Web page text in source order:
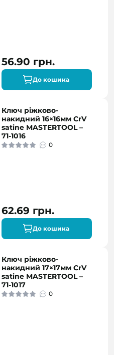
56.90 грн.
До кошика
Ключ ріжково-
накидний 16×16мм CrV
satine MASTERTOOL –
71-1016
0
62.69 грн.
До кошика
Ключ ріжково-
накидний 17×17мм CrV
satine MASTERTOOL –
71-1017
0